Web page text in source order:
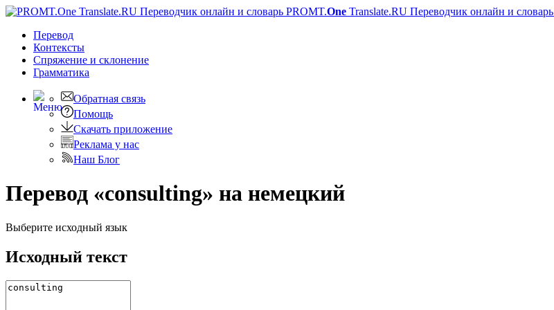
PROMT.One Translate.RU Переводчик онлайн и словарь
Перевод
Контексты
Спряжение и склонение
Грамматика
Обратная связь
Помощь
Скачать приложение
Реклама у нас
Наш Блог
Перевод «consulting» на немецкий
Выберите исходный язык
Исходный текст